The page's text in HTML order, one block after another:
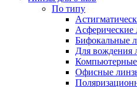
По типу
Асферические
Бифокальные
Для вождения
Офисные